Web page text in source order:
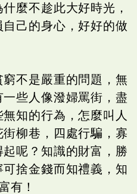
麼不趁此大好時光，
己的身心，好好的做
不是嚴重的問題，無
些人像潑婦罵街，盡
知的行為，怎麼叫人
柳巷，四處行騙，寡
呢？知識的財富，勝
捨金錢而知禮義，知
有！